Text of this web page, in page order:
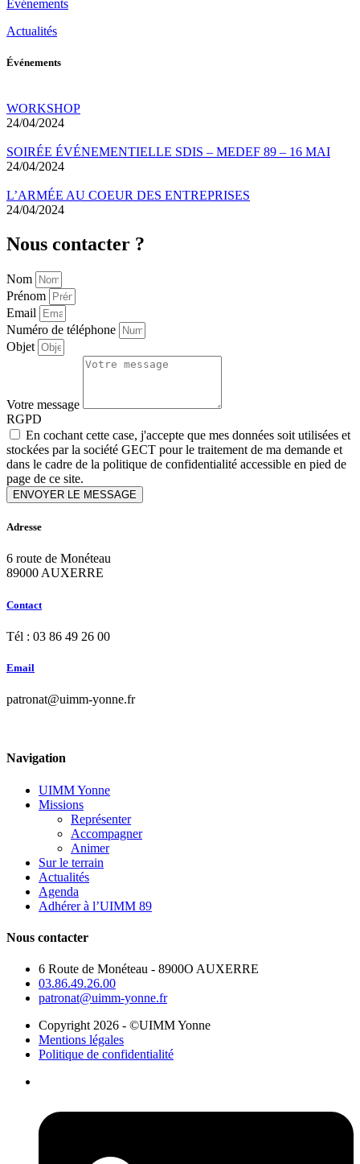
Événements
Actualités
Événements
WORKSHOP
24/04/2024
SOIRÉE ÉVÉNEMENTIELLE SDIS – MEDEF 89 – 16 MAI
24/04/2024
L’ARMÉE AU COEUR DES ENTREPRISES
24/04/2024
Nous contacter ?
Nom
Prénom
Email
Numéro de téléphone
Objet
Votre message
RGPD
En cochant cette case, j'accepte que mes données soit utilisées et
stockées par la société GECT pour le traitement de ma demande et
dans le cadre de la politique de confidentialité accessible en pied de
page de ce site.
ENVOYER LE MESSAGE
Adresse
6 route de Monéteau
89000 AUXERRE
Contact
Tél : 03 86 49 26 00
Email
patronat@uimm-yonne.fr
Navigation
UIMM Yonne
Missions
Représenter
Accompagner
Animer
Sur le terrain
Actualités
Agenda
Adhérer à l’UIMM 89
Nous contacter
6 Route de Monéteau - 8900O AUXERRE
03.86.49.26.00
patronat@uimm-yonne.fr
Copyright 2026 - ©UIMM Yonne
Mentions légales
Politique de confidentialité